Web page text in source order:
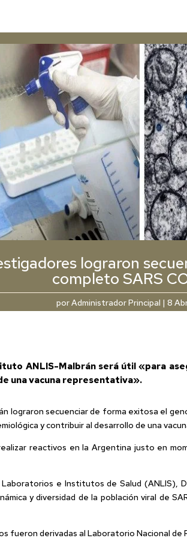
lograron
completo SARS
porAdministrador Principal |8
ANLIS-Malbrán será útil «para
una vacuna representativa».
secuenciar de forma exitosa el
y contribuir al desarrollo de una
reactivos en la Argentina justo en
e Institutos de Salud (ANLIS),
y diversidad de la población viral de
derivadas al Laboratorio Nacional de